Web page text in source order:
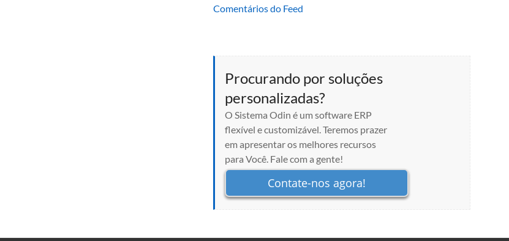
Comentários do Feed
Procurando por soluções
personalizadas?
O Sistema Odin é um software ERP
flexível e customizável. Teremos prazer
em apresentar os melhores recursos
para Você. Fale com a gente!
Contate-nos agora!